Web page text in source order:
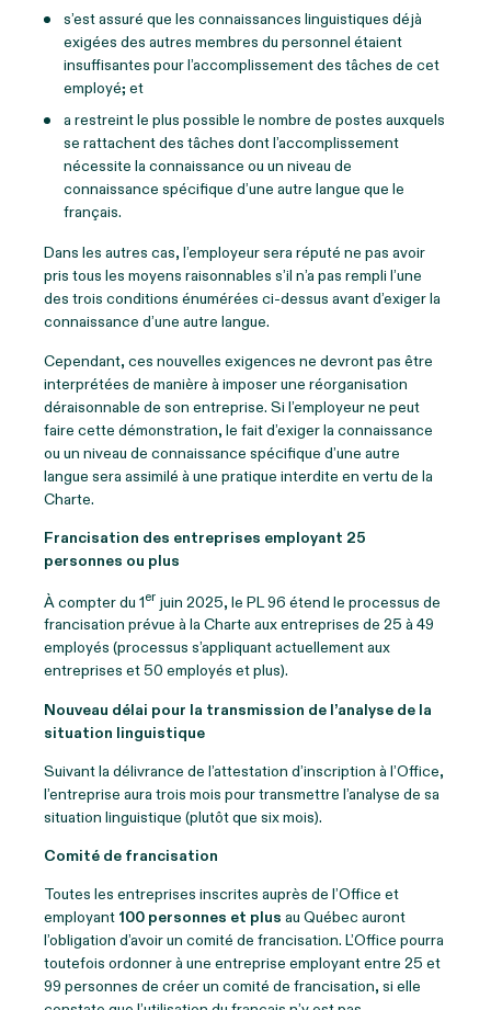
s’est assuré que les connaissances linguistiques déjà
exigées des autres membres du personnel étaient
insuffisantes pour l’accomplissement des tâches de cet
employé; et
a restreint le plus possible le nombre de postes auxquels
se rattachent des tâches dont l’accomplissement
nécessite la connaissance ou un niveau de
connaissance spécifique d’une autre langue que le
français.
Dans les autres cas, l’employeur sera réputé ne pas avoir
pris tous les moyens raisonnables s’il n’a pas rempli l’une
des trois conditions énumérées ci-dessus avant d’exiger la
connaissance d’une autre langue.
Cependant, ces nouvelles exigences ne devront pas être
interprétées de manière à imposer une réorganisation
déraisonnable de son entreprise. Si l’employeur ne peut
faire cette démonstration, le fait d’exiger la connaissance
ou un niveau de connaissance spécifique d’une autre
langue sera assimilé à une pratique interdite en vertu de la
Charte.
Francisation des entreprises employant 25
personnes ou plus
À compter du 1er juin 2025, le PL 96 étend le processus de
francisation prévue à la Charte aux entreprises de 25 à 49
employés (processus s’appliquant actuellement aux
entreprises et 50 employés et plus).
Nouveau délai pour la transmission de l’analyse de la
situation linguistique
Suivant la délivrance de l’attestation d’inscription à l’Office,
l’entreprise aura trois mois pour transmettre l’analyse de sa
situation linguistique (plutôt que six mois).
Comité de francisation
Toutes les entreprises inscrites auprès de l’Office et
employant 100 personnes et plus au Québec auront
l’obligation d’avoir un comité de francisation. L’Office pourra
toutefois ordonner à une entreprise employant entre 25 et
99 personnes de créer un comité de francisation, si elle